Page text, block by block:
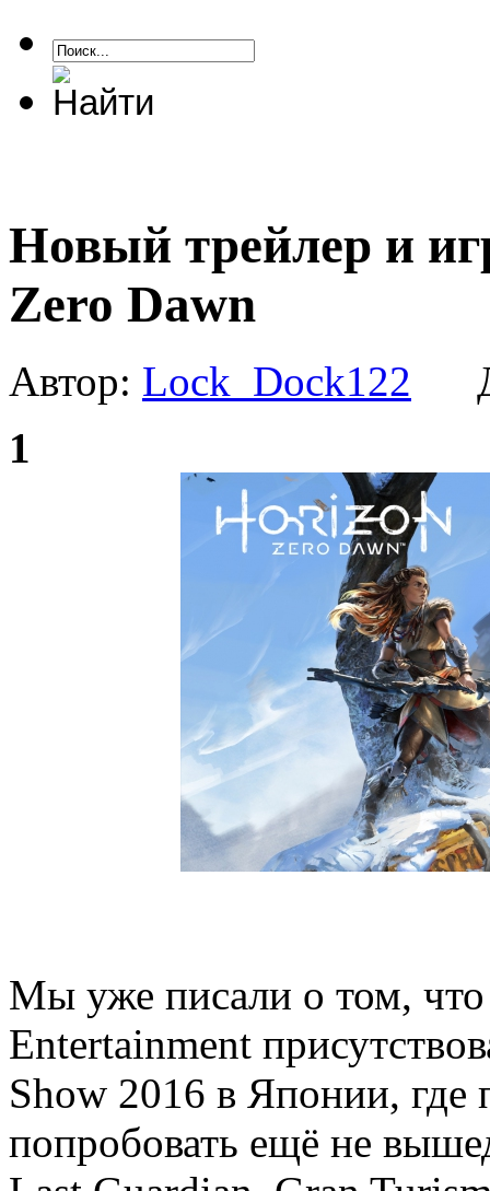
Новый трейлер и
Zero Dawn
Автор: Lock_Dock122
1
Мы уже писали о том,
Entertainment
Show 2016 в Японии, где
попробовать ещё не